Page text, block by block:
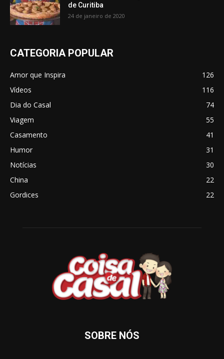
de Curitiba
24 de janeiro de 2020
CATEGORIA POPULAR
Amor que Inspira
126
Vídeos
116
Dia do Casal
74
Viagem
55
Casamento
41
Humor
31
Notícias
30
China
22
Gordices
22
SOBRE NÓS